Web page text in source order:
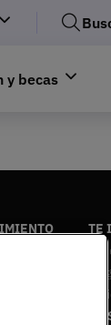
y becas
TE
Blog